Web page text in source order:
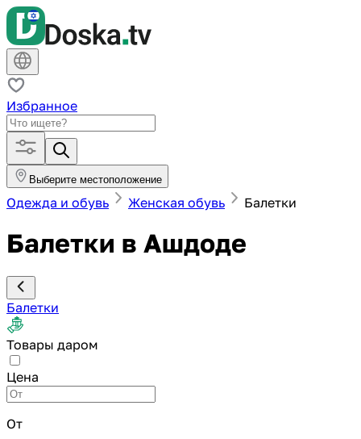
Избранное
Выберите местоположение
Одежда и обувь Женская обувь Балетки
Балетки в Ашдоде
Балетки
Товары даром
Цена
От